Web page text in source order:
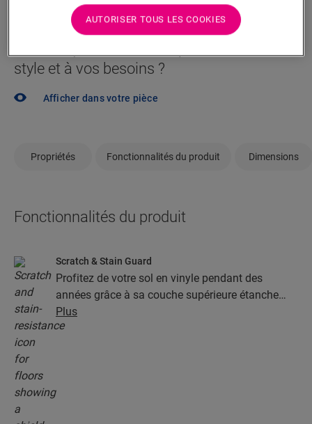
style et à vos besoins ?
Afficher dans votre pièce
Propriétés Fonctionnalités du produit Dimensions
Fonctionnalités du produit
Scratch & Stain Guard
Profitez de votre sol en vinyle pendant des
années grâce à sa couche supérieure étanche
dotée de la technologie Stain & Scratch Guard.
Cette couche garantit une protection supérieure
Plus
AUTORISER TOUS LES COOKIES